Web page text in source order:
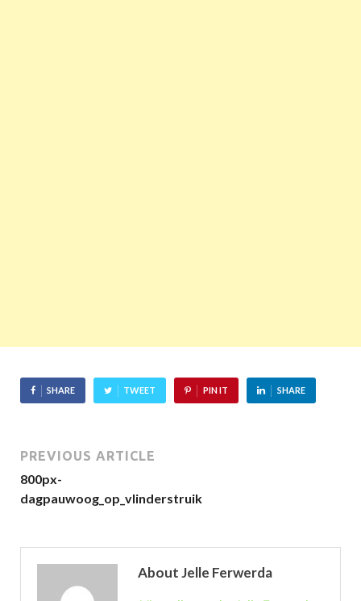
SHARE TWEET PIN IT SHARE
PREVIOUS ARTICLE
800px-
dagpauwoog_op_vlinderstruik
About Jelle Ferwerda